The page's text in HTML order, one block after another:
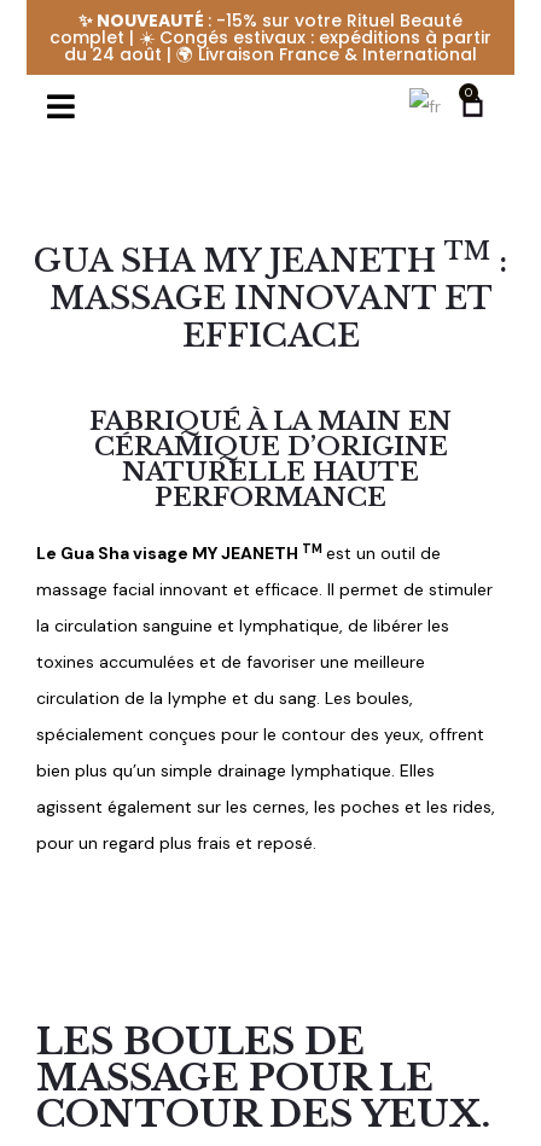
✨ NOUVEAUTÉ : -15% sur votre Rituel Beauté
complet | ☀️ Congés estivaux : expéditions à partir
du 24 août | 🌍 Livraison France & International
0
GUA SHA MY JEANETH TM :
MASSAGE INNOVANT ET
EFFICACE
FABRIQUÉ À LA MAIN EN
CÉRAMIQUE D’ORIGINE
NATURELLE HAUTE
PERFORMANCE
Le Gua Sha visage MY JEANETH TM est un outil de
massage facial innovant et efficace. Il permet de stimuler
la circulation sanguine et lymphatique, de libérer les
toxines accumulées et de favoriser une meilleure
circulation de la lymphe et du sang. Les boules,
spécialement conçues pour le contour des yeux, offrent
bien plus qu’un simple drainage lymphatique. Elles
agissent également sur les cernes, les poches et les rides,
pour un regard plus frais et reposé.
LES BOULES DE
MASSAGE POUR LE
CONTOUR DES YEUX.